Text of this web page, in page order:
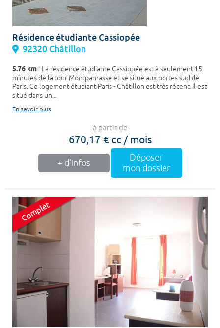
Résidence étudiante Cassiopée
92320 Châtillon
5.76 km- La résidence étudiante Cassiopée est à seulement 15
minutes de la tour Montparnasse et se situe aux portes sud de
Paris. Ce logement étudiant Paris - Châtillon est très récent. Il est
situé dans un...
En savoir plus
à partir de
670,17 € cc / mois
+ d'infos
Déposer
mon dossier